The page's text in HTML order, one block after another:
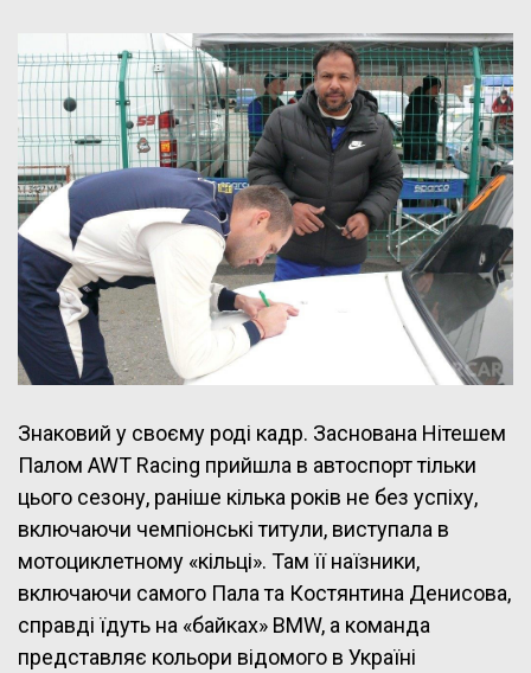
Знаковий у своєму роді кадр. Заснована Нітешем
Палом AWT Racing прийшла в автоспорт тільки
цього сезону, раніше кілька років не без успіху,
включаючи чемпіонські титули, виступала в
мотоциклетному «кільці». Там її наїзники,
включаючи самого Пала та Костянтина Денисова,
справді їдуть на «байках» BMW, а команда
представляє кольори відомого в Україні